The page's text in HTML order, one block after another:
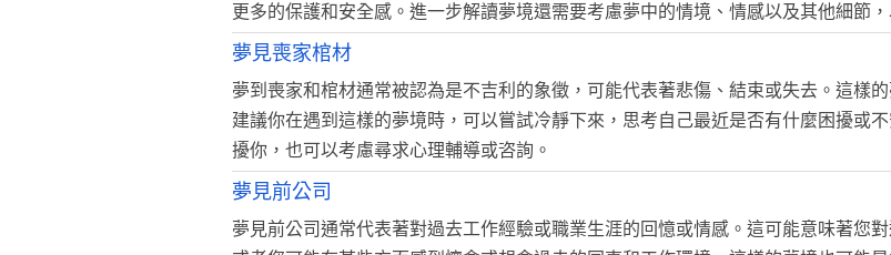
更多的保護和安全感。進一步解讀夢境還需要考慮夢中的情境、情感以及其他細節
夢見喪家棺材
夢到喪家和棺材通常被認為是不吉利的象徵，可能代表著悲傷、結束或失去。這樣
建議你在遇到這樣的夢境時，可以嘗試冷靜下來，思考自己最近是否有什麼困擾或
擾你，也可以考慮尋求心理輔導或咨詢。
夢見前公司
夢見前公司通常代表著對過去工作經驗或職業生涯的回憶或情感。這可能意味著您